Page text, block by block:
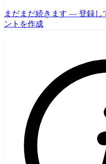
まだまだ続きます — 登録し
ントを作成